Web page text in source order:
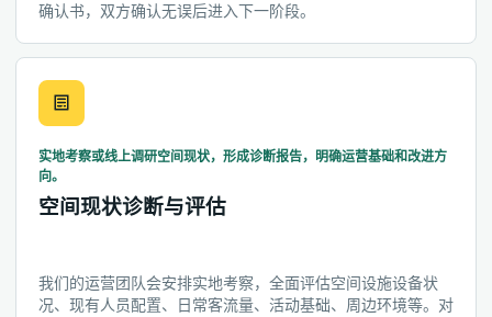
确认书，双方确认无误后进入下一阶段。
实地考察或线上调研空间现状，形成诊断报告，明确运营基础和改进方
向。
空间现状诊断与评估
我们的运营团队会安排实地考察，全面评估空间设施设备状
况、现有人员配置、日常客流量、活动基础、周边环境等。对